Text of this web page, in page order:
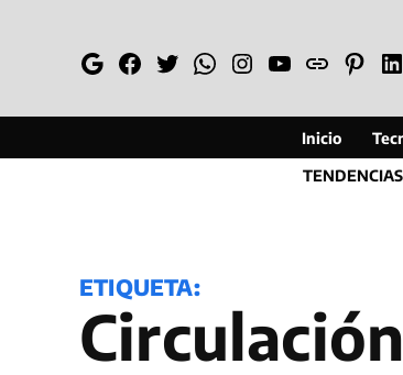
GoogleFacebook
TwitterWhatsapp
Instagram
YouTube
Web
Inicio
TENDENCIAS
ETIQUETA:
Circulación